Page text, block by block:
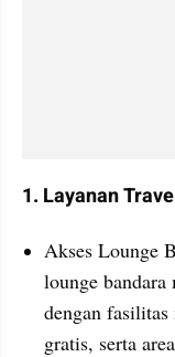
1. Layanan
Akses Lounge
lounge
dengan fasilitas
gratis, serta